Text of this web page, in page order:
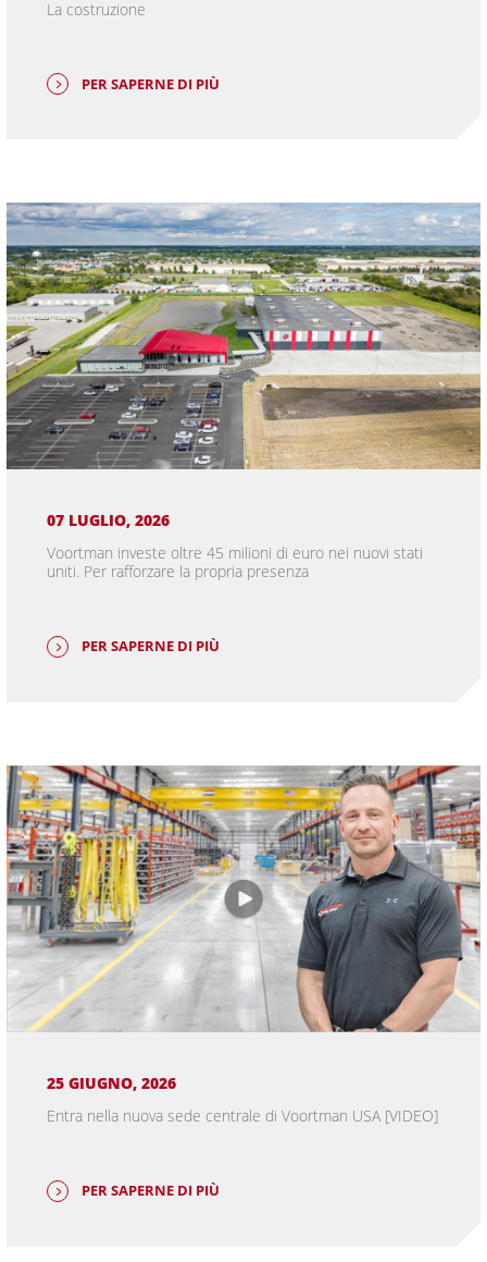
La costruzione
PER SAPERNE DI PIÙ
07 LUGLIO, 2026
Voortman investe oltre 45 milioni di euro nei nuovi stati
uniti. Per rafforzare la propria presenza
PER SAPERNE DI PIÙ
25 GIUGNO, 2026
Entra nella nuova sede centrale di Voortman USA [VIDEO]
PER SAPERNE DI PIÙ